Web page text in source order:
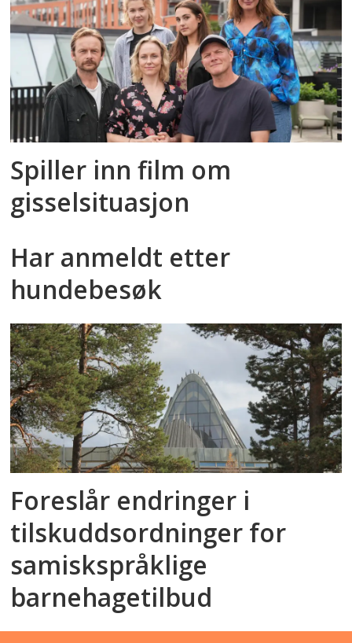
Spiller inn film om
gisselsituasjon
Har anmeldt etter
hundebesøk
Foreslår endringer i
tilskuddsordninger for
samiskspråklige
barnehagetilbud